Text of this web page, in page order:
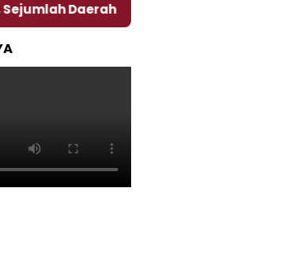
di Jember Alami Krisi Air